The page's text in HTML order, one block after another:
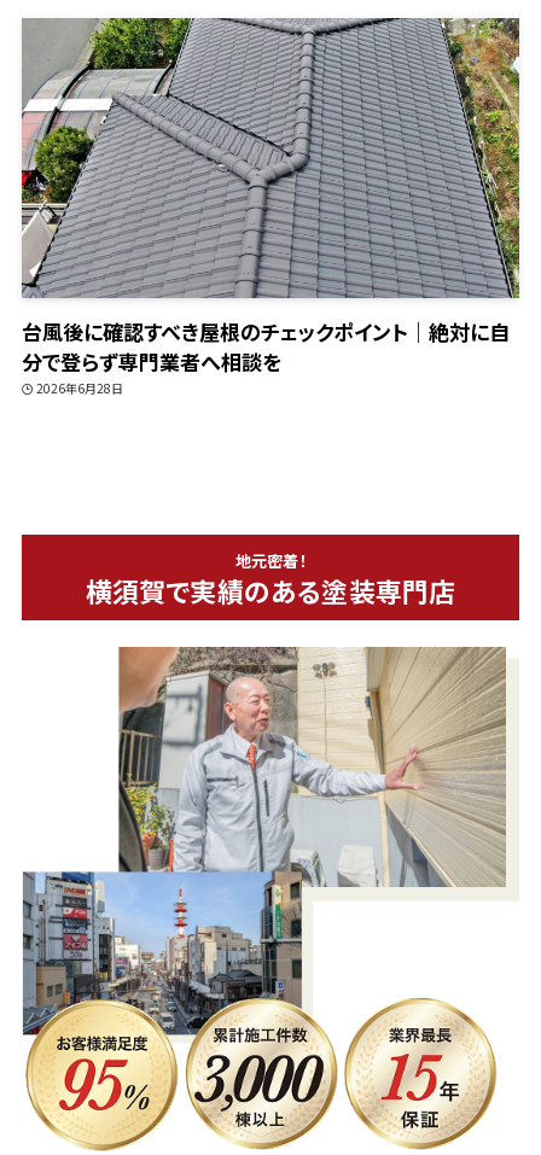
台風後に確認すべき屋根のチェックポイント｜絶対に自
分で登らず専門業者へ相談を
2026年6月28日
地元密着！
横須賀で実績のある塗装専門店